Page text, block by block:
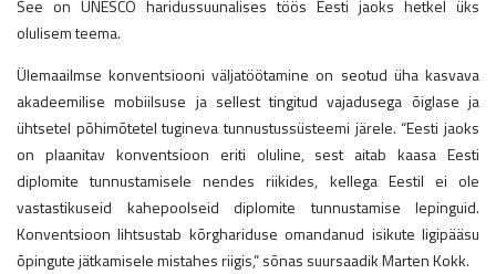
See on UNESCO haridussuunalises töös Eesti jaoks hetkel üks
olulisem teema.
Ülemaailmse konventsiooni väljatöötamine on seotud üha kasvava
akadeemilise mobiilsuse ja sellest tingitud vajadusega õiglase ja
ühtsetel põhimõtetel tugineva tunnustussüsteemi järele. “Eesti jaoks
on plaanitav konventsioon eriti oluline, sest aitab kaasa Eesti
diplomite tunnustamisele nendes riikides, kellega Eestil ei ole
vastastikuseid kahepoolseid diplomite tunnustamise lepinguid.
Konventsioon lihtsustab kõrghariduse omandanud isikute ligipääsu
õpingute jätkamisele mistahes riigis,” sõnas suursaadik Marten Kokk.